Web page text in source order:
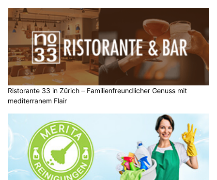
Ristorante 33 in Zürich – Familienfreundlicher Genuss mit
mediterranem Flair